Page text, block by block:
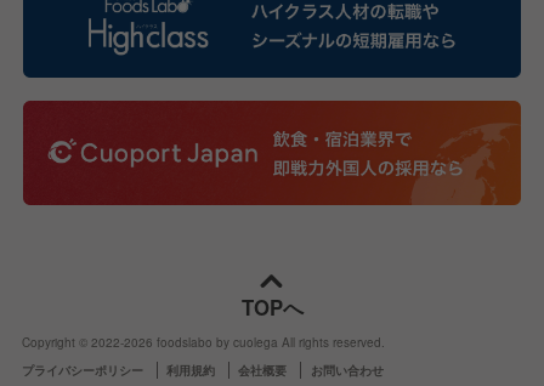
TOPへ
Copyright © 2022-2026 foodslabo by cuolega All rights reserved.
プライバシーポリシー
利用規約 会社概要 お問い合わせ